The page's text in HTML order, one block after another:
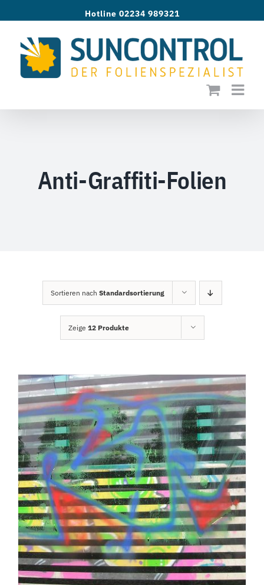
springen
Hotline 02234 989321
Anti-Graffiti-Folien
Sortieren nach Standardsortierung
Zeige 12 Produkte